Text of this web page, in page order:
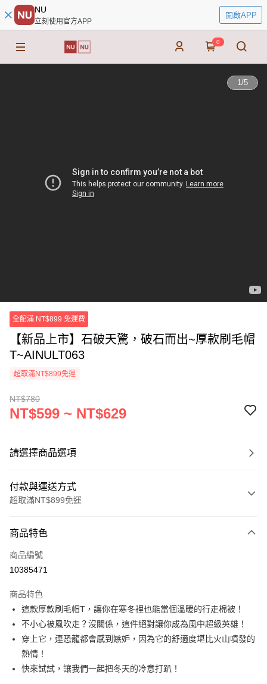
NU
立刻使用官方APP
開啟APP
0
1/5
全館滿 NT$899 免運費
【新品上市】石破天驚，破石而出~厚款刷毛帽
T~AINULT063
超取滿NT$899免運
NT$780
NT$599 ~ NT$629
請選擇商品選項
付款與運送方式
超取滿NT$899免運
信用卡一次付款
信用卡分期付款
合作金庫商業銀行
華南商業銀行
彰化商業銀行
上海商業儲蓄銀行
台北富邦商業銀行
國泰世華商業銀行
兆豐國際商業銀行
臺灣中小企業銀行
匯豐（台灣）商業銀行
華泰商業銀行
聯邦商業銀行
遠東國際商業銀行
6 期 0 利率 每期
華南商業銀行
彰化商業銀行
上海商業儲蓄銀行
台北富邦商業銀行
國泰世華商業銀行
臺灣中小企業銀行
台中商業銀行
12 期 0 利率 每期 NT$49 21家銀行
合作金庫商業銀行
第一商業銀行
上海商業儲蓄銀行
國泰世華商業銀行
兆豐國際商業銀行
超商取貨付款
LINE Pay
商品特色
商品編號
10385471
商品特色
這款厚款刷毛帽T，讓你在寒冬裡也能當個溫暖的行走棉被！
不小心被風吹走？沒關係，這件絕對讓你成為風中超級英雄！
穿上它，連恐龍都會感到嫉妒，因為它的舒適度堪比火山噴發的
熱情！
快來試試，讓我們一起把冬天的冷意打趴！